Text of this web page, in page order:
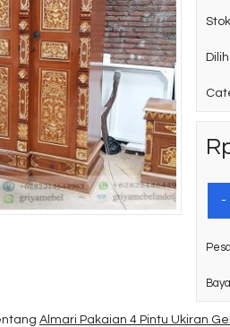
Stok
-
Almari Pakaian 4 Pintu Ukiran